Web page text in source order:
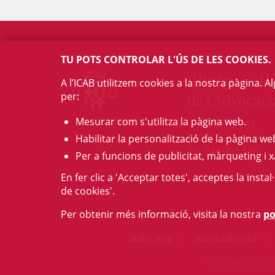
Il·lustre
c/ Mallorca, 283
08037 Barcelona
Tel. 934 961 880
© Fri Aug 07
TU POTS CONTROLAR L'ÚS DE LES COOKIES.
A l’ICAB utilitzem cookies a la nostra
per:
Mesurar com s'utilitza la pàgina web.
Habilitar la personalització de la pàgina
Per a funcions de publicitat, màrqueting i
En fer clic a 'Acceptar totes', acceptes la
de cookies'.
Per obtenir més informació, visita la nostra